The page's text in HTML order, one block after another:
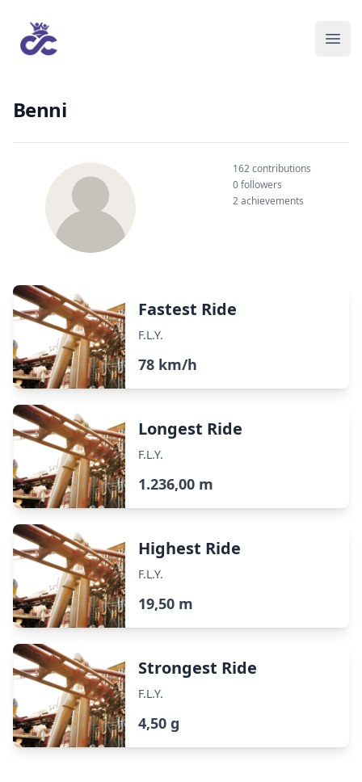
Benni
162 contributions
0 followers
2 achievements
Fastest Ride
F.L.Y.
78 km/h
Longest Ride
F.L.Y.
1.236,00 m
Highest Ride
F.L.Y.
19,50 m
Strongest Ride
F.L.Y.
4,50 g